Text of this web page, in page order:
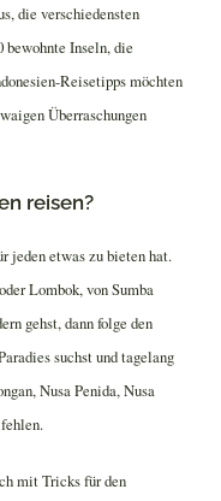
die verschiedensten
bewohnte Inseln, die
Reisetipps möchten
Überraschungen
reisen?
jeden etwas zu bieten hat.
Lombok, von Sumba
gehst, dann folge den
suchst und tagelang
Nusa Penida, Nusa
mit Tricks für den